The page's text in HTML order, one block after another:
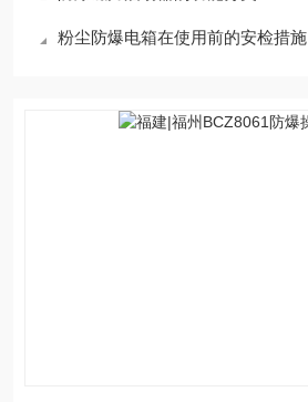
粉尘防爆电箱在使用前的安检措施